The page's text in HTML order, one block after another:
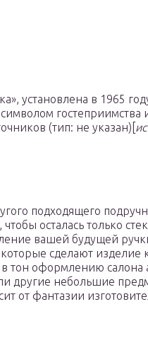
установлена в 1965
гостеприимства
(тип: не указан)[
подходящего
осталась только
вашей будущей
сделают изделие
тон оформлению салона
другие небольшие
от фантазии